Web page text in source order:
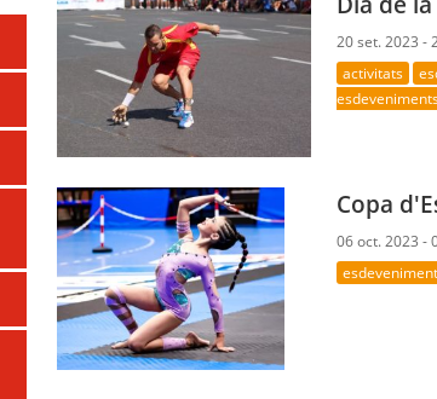
20 set. 2023 -
activitats
Copa
06 oct. 2023 -